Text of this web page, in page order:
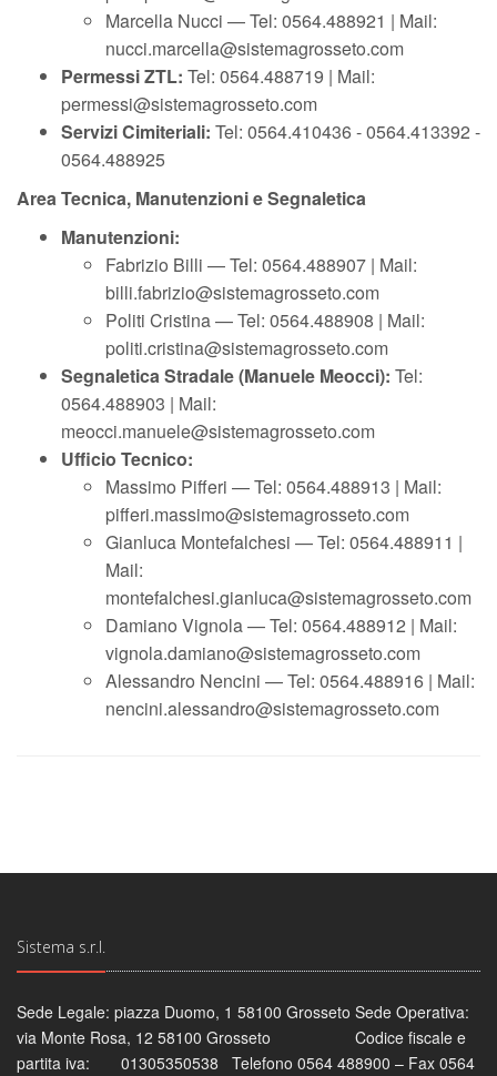
Marcella Nucci — Tel: 0564.488921 | Mail:
nucci.marcella@sistemagrosseto.com
Permessi ZTL: Tel: 0564.488719 | Mail:
permessi@sistemagrosseto.com
Servizi Cimiteriali: Tel: 0564.410436 - 0564.413392 -
0564.488925
Area Tecnica, Manutenzioni e Segnaletica
Manutenzioni:
Fabrizio Billi — Tel: 0564.488907 | Mail:
billi.fabrizio@sistemagrosseto.com
Politi Cristina — Tel: 0564.488908 | Mail:
politi.cristina@sistemagrosseto.com
Segnaletica Stradale(Manuele Meocci): Tel:
0564.488903 | Mail:
meocci.manuele@sistemagrosseto.com
Ufficio Tecnico:
Massimo Pifferi — Tel: 0564.488913 | Mail:
pifferi.massimo@sistemagrosseto.com
Gianluca Montefalchesi — Tel: 0564.488911 |
Mail:
montefalchesi.gianluca@sistemagrosseto.com
Damiano Vignola — Tel: 0564.488912 | Mail:
vignola.damiano@sistemagrosseto.com
Alessandro Nencini — Tel: 0564.488916 | Mail:
nencini.alessandro@sistemagrosseto.com
Sistema s.r.l.
Sede Legale: piazza Duomo, 1 58100 Grosseto Sede Operativa:
via Monte Rosa, 12 58100 Grosseto Codice fiscale e
partita iva: 01305350538 Telefono 0564 488900 – Fax 0564